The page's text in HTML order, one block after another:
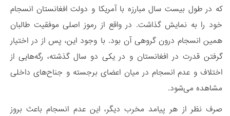
که در طول بیست سال مبارزه با آمریکا و دولت افغانستان انسجام
خود را به نمایش گذاشت. در واقع از رموز اصلی موفقیت طالبان
همین انسجام درون گروهی آن بود. با وجود این، پس از در اختیار
گرفتن قدرت در افغانستان و در یکی دو سال گذشته، رگه‌هایی از
اختلاف و عدم انسجام در میان اعضای برجسته و جناح‌های داخلی
مشاهده می‌شود.
صرف نظر از هر پیامد مخرب دیگر، این عدم انسجام باعث بروز